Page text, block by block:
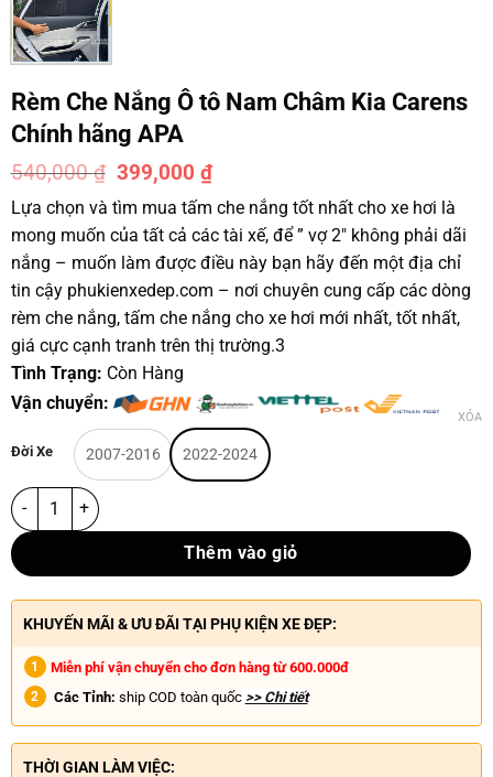
Rèm Che Nắng Ô tô Nam Châm Kia Carens
Chính hãng APA
540,000₫ 399,000₫
Lựa chọn và tìm mua tấm che nắng tốt nhất cho xe hơi là
mong muốn của tất cả các tài xế, để ” vợ 2″ không phải dãi
nắng – muốn làm được điều này bạn hãy đến một địa chỉ
tin cậy phukienxedep.com – nơi chuyên cung cấp các dòng
rèm che nắng, tấm che nắng cho xe hơi mới nhất, tốt nhất,
giá cực cạnh tranh trên thị trường.3
Tình Trạng: Còn Hàng
Vận chuyển:
Đời Xe 2007-2016 2022-2024
XÓA
Thêm vào giỏ
KHUYẾN MÃI & ƯU ĐÃI TẠI PHỤ KIỆN XE ĐẸP:
Miễn phí vận chuyển cho đơn hàng từ 600.000đ
Các Tỉnh: ship COD toàn quốc >> Chi tiết
THỜI GIAN LÀM VIỆC: